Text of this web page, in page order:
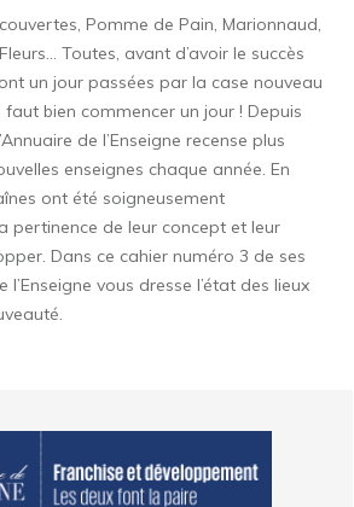
Pomme de Pain, Marionnaud,
Toutes, avant d’avoir le succès
un jour passées par la case nouveau
faut bien commencer un jour ! Depuis
de l’Enseigne recense plus
enseignes chaque année. En
ont été soigneusement
pertinence de leur concept et leur
Dans ce cahier numéro 3 de ses
l’Enseigne vous dresse l’état des lieux